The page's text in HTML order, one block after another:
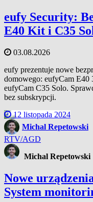
eufy Security:
E40 Kit i C35
03.08.2026
eufy prezentuje nowe
domowego: eufyCam E40
eufyCam C35 Solo.
bez subskrypcji.
12 listopada 2024
Michal Repetowski
RTV/AGD
Michal Repetowski
Nowe
System